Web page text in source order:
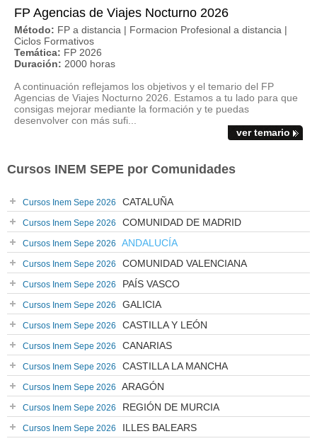
FP Agencias de Viajes Nocturno 2026
Método: FP a distancia | Formacion Profesional a distancia |
Ciclos Formativos
Temática: FP 2026
Duración: 2000 horas
A continuación reflejamos los objetivos y el temario del FP
Agencias de Viajes Nocturno 2026. Estamos a tu lado para que
consigas mejorar mediante la formación y te puedas
desenvolver con más sufi...
ver temario
Cursos INEM SEPE por Comunidades
Cursos Inem Sepe 2026 CATALUÑA
Cursos Inem Sepe 2026 COMUNIDAD DE MADRID
Cursos Inem Sepe 2026 ANDALUCÍA
Cursos Inem Sepe 2026 COMUNIDAD VALENCIANA
Cursos Inem Sepe 2026 PAÍS VASCO
Cursos Inem Sepe 2026 GALICIA
Cursos Inem Sepe 2026 CASTILLA Y LEÓN
Cursos Inem Sepe 2026 CANARIAS
Cursos Inem Sepe 2026 CASTILLA LA MANCHA
Cursos Inem Sepe 2026 ARAGÓN
Cursos Inem Sepe 2026 REGIÓN DE MURCIA
Cursos Inem Sepe 2026 ILLES BALEARS